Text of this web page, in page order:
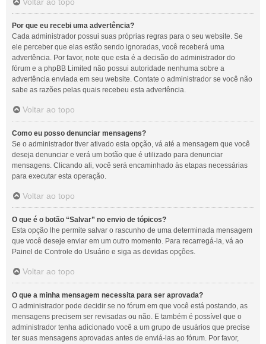
Por que eu recebi uma advertência?
Cada administrador possui suas próprias regras para o seu website. Se
ele perceber que elas estão sendo ignoradas, você receberá uma
advertência. Por favor, note que esta é a decisão do administrador do
fórum e a phpBB Limited não possui autoridade nenhuma sobre a
advertência enviada em seu website. Contate o administrador se você não
sabe as razões pelas quais recebeu esta advertência.
Voltar ao topo
Como eu posso denunciar mensagens?
Se o administrador tiver ativado esta opção, vá até a mensagem que você
deseja denunciar e verá um botão que é utilizado para denunciar
mensagens. Clicando ali, você será encaminhado às etapas necessárias
para executar esta operação.
Voltar ao topo
O que é o botão “Salvar” no envio de tópicos?
Esta opção lhe permite salvar o rascunho de uma determinada mensagem
que você deseje enviar em um outro momento. Para recarregá-la, vá ao
Painel de Controle do Usuário e siga as devidas opções.
Voltar ao topo
O que a minha mensagem necessita para ser aprovada?
O administrador pode decidir se no fórum em que você está postando, as
mensagens precisem ser revisadas ou não. E também é possível que o
administrador tenha adicionado você a um grupo de usuários que precise
ter suas mensagens aprovadas antes de enviá-las ao fórum. Por favor,